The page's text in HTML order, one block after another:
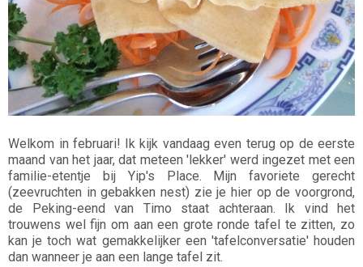
Welkom in februari! Ik kijk vandaag even terug op de eerste
maand van het jaar, dat meteen 'lekker' werd ingezet met een
familie-etentje bij Yip's Place. Mijn favoriete gerecht
(zeevruchten in gebakken nest) zie je hier op de voorgrond,
de Peking-eend van Timo staat achteraan. Ik vind het
trouwens wel fijn om aan een grote ronde tafel te zitten, zo
kan je toch wat gemakkelijker een 'tafelconversatie' houden
dan wanneer je aan een lange tafel zit.